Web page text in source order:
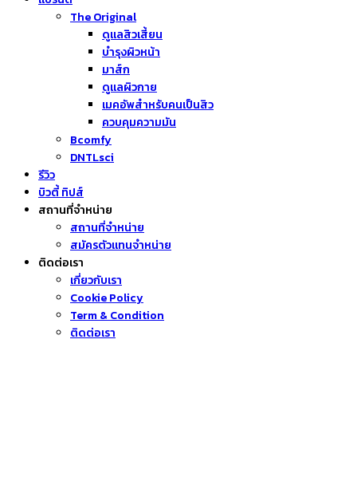
The Original
ดูแลสิวเสี้ยน
บำรุงผิวหน้า
มาส์ก
ดูแลผิวกาย
เมคอัพสำหรับคนเป็นสิว
ควบคุมความมัน
Bcomfy
DNTLsci
รีวิว
บิวตี้ ทิปส์
สถานที่จำหน่าย
สถานที่จำหน่าย
สมัครตัวแทนจำหน่าย
ติดต่อเรา
เกี่ยวกับเรา
Cookie Policy
Term & Condition
ติดต่อเรา